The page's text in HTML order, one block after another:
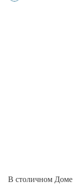
В столичном Доме